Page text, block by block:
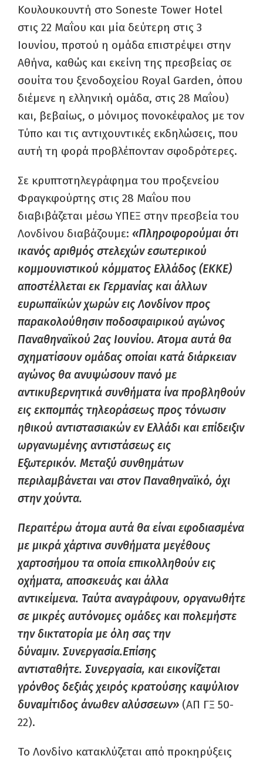
Κουλουκουντή στο Soneste Tower Hotel
στις 22 Μαΐου και μία δεύτερη στις 3
Ιουνίου, προτού η ομάδα επιστρέψει στην
Αθήνα, καθώς και εκείνη της πρεσβείας σε
σουίτα του ξενοδοχείου Royal Garden, όπου
διέμενε η ελληνική ομάδα, στις 28 Μαΐου)
και, βεβαίως, ο μόνιμος πονοκέφαλος με τον
Τύπο και τις αντιχουντικές εκδηλώσεις, που
αυτή τη φορά προβλέπονταν σφοδρότερες.
Σε κρυπτοτηλεγράφημα του προξενείου
Φραγκφούρτης στις 28 Μαΐου που
διαβιβάζεται μέσω ΥΠΕΞ στην πρεσβεία του
Λονδίνου διαβάζουμε: «Πληροφορούμαι ότι
ικανός αριθμός στελεχών εσωτερικού
κομμουνιστικού κόμματος Ελλάδος (ΕΚΚΕ)
αποστέλλεται εκ Γερμανίας και άλλων
ευρωπαϊκών χωρών εις Λονδίνον προς
παρακολούθησιν ποδοσφαιρικού αγώνος
Παναθηναϊκού 2ας Ιουνίου. Ατομα αυτά θα
σχηματίσουν ομάδας οποίαι κατά διάρκειαν
αγώνος θα ανυψώσουν πανό με
αντικυβερνητικά συνθήματα ίνα προβληθούν
εις εκπομπάς τηλεοράσεως προς τόνωσιν
ηθικού αντιστασιακών εν Ελλάδι και επίδειξιν
ωργανωμένης αντιστάσεως εις
Εξωτερικόν. Μεταξύ συνθημάτων
περιλαμβάνεται ναι στον Παναθηναϊκό, όχι
στην χούντα.
Περαιτέρω άτομα αυτά θα είναι εφοδιασμένα
με μικρά χάρτινα συνθήματα μεγέθους
χαρτοσήμου τα οποία επικολληθούν εις
οχήματα, αποσκευάς και άλλα
αντικείμενα. Ταύτα αναγράφουν, οργανωθήτε
σε μικρές αυτόνομες ομάδες και πολεμήστε
την δικτατορία με όλη σας την
δύναμιν. Συνεργασία.Επίσης
αντισταθήτε. Συνεργασία, και εικονίζεται
γρόνθος δεξιάς χειρός κρατούσης καψύλιον
δυναμίτιδος άνωθεν αλύσσεων» (ΑΠ ΓΞ 50-
22).
Το Λονδίνο κατακλύζεται από προκηρύξεις